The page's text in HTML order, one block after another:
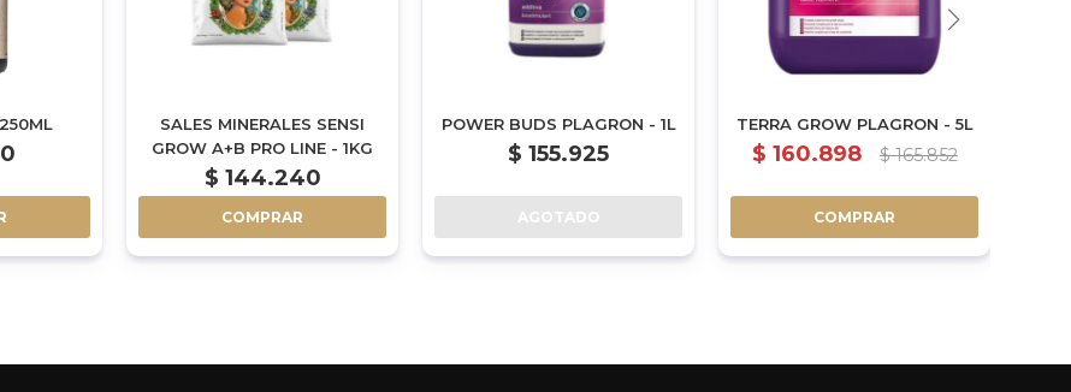
SALES MINERALES SENSI
GROW A+B PRO LINE - 1KG
$ 144.240
COMPRAR
POWER BUDS PLAGRON - 1L
$ 155.925
AGOTADO
TERRA GROW PLAGRON - 5L
$ 160.898 $ 165.852
COMPRAR